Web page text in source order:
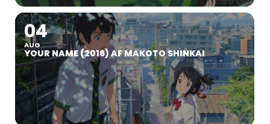
04
AUG
YOUR NAME (2016) AF MAKOTO SHINKAI